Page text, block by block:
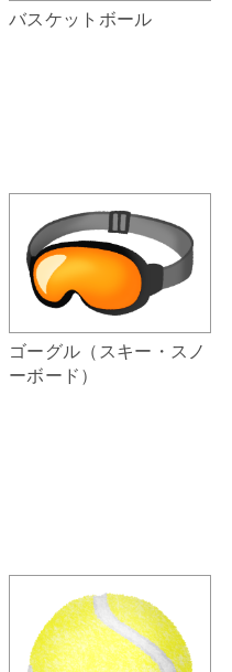
バスケットボール
ゴーグル（スキー・スノ
ーボード）